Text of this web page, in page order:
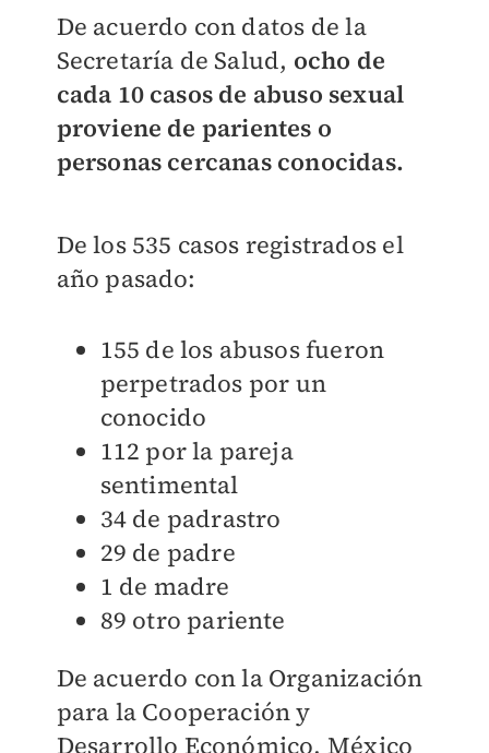
De acuerdo con datos de la
Secretaría de Salud, ocho de
cada 10 casos de abuso sexual
proviene de parientes o
personas cercanas conocidas.
De los 535 casos registrados el
año pasado:
155 de los abusos fueron
perpetrados por un
conocido
112 por la pareja
sentimental
34 de padrastro
29 de padre
1 de madre
89 otro pariente
De acuerdo con la Organización
para la Cooperación y
Desarrollo Económico, México